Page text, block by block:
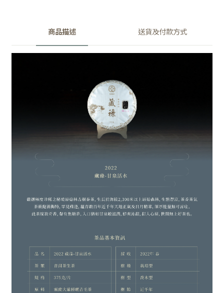
商品描述 送貨及付款方式